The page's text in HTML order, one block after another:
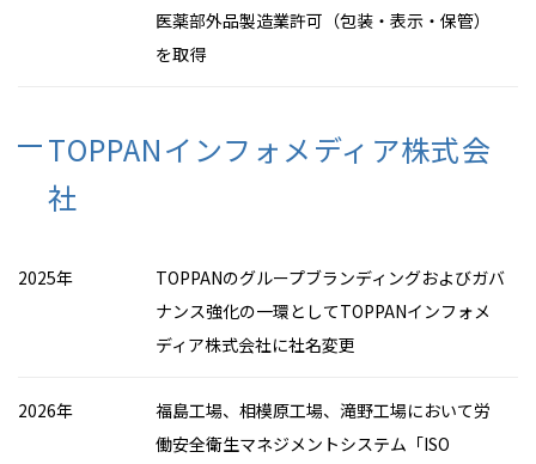
医薬部外品製造業許可（包装・表示・保管）
を取得
TOPPANインフォメディア株式会
社
2025年
TOPPANのグループブランディングおよびガバ
ナンス強化の一環としてTOPPANインフォメ
ディア株式会社に社名変更
2026年
福島工場、相模原工場、滝野工場において労
働安全衛生マネジメントシステム「ISO